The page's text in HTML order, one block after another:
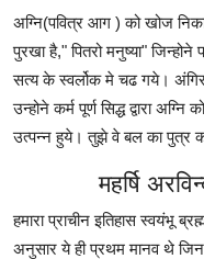
अग्नि(पवित्र आग ) को खोज
पुरखा है," पितरो मनुष्या"
सत्य के स्वर्लोक मे चढ गये।
उन्होने कर्म पूर्ण सिद्ध द्वारा
उत्पन्न हुये। तुझे वे बल का पुत्र
महर्षि
हमारा प्राचीन इतिहास स्वयंभू
अनुसार ये ही प्रथम मानव थे